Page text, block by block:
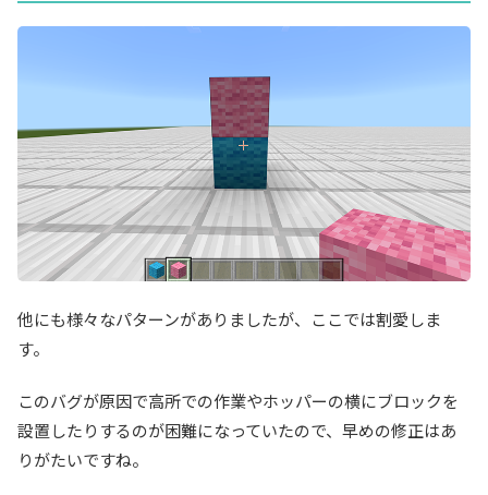
他にも様々なパターンがありましたが、ここでは割愛しま
す。
このバグが原因で高所での作業やホッパーの横にブロックを
設置したりするのが困難になっていたので、早めの修正はあ
りがたいですね。